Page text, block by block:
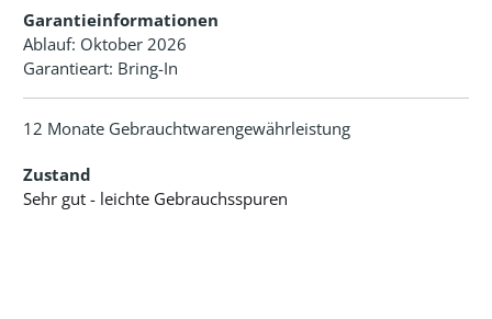
Garantieinformationen
Ablauf: Oktober 2026
Garantieart: Bring-In
12 Monate Gebrauchtwarengewährleistung
Zustand
Sehr gut - leichte Gebrauchsspuren